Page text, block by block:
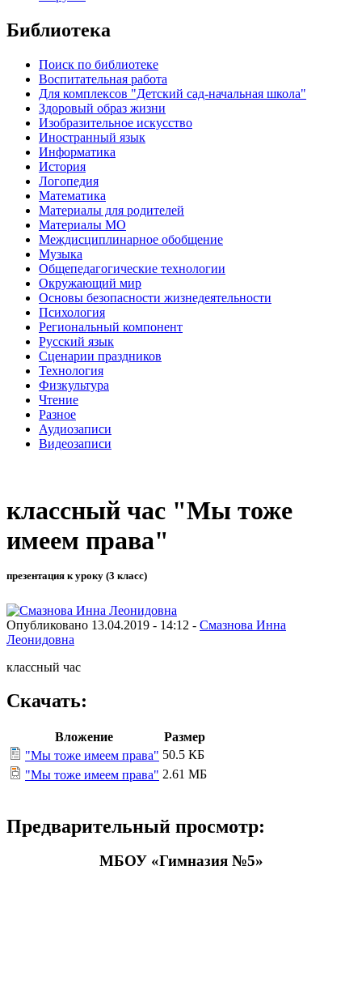
Библиотека
Поиск по библиотеке
Воспитательная работа
Для комплексов "Детский сад-начальная школа"
Здоровый образ жизни
Изобразительное искусство
Иностранный язык
Информатика
История
Логопедия
Математика
Материалы для родителей
Материалы МО
Междисциплинарное обобщение
Музыка
Общепедагогические технологии
Окружающий мир
Основы безопасности жизнедеятельности
Психология
Региональный компонент
Русский язык
Сценарии праздников
Технология
Физкультура
Чтение
Разное
Аудиозаписи
Видеозаписи
классный час "Мы тоже
имеем права"
презентация к уроку (3 класс)
Опубликовано 13.04.2019 - 14:12 - Смазнова Инна
Леонидовна
классный час
Скачать:
Вложение
Размер
"Мы тоже имеем права" 50.5 КБ
"Мы тоже имеем права" 2.61 МБ
Предварительный просмотр:
МБОУ «Гимназия №5»